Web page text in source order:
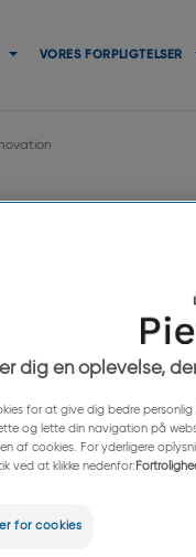
VORES FORPLIGTELSER
at udvikle
af plak på
som allerede
og
det for første
og blev
dig en oplevelse,
for at give dig bedre
og lette din navigation på
af cookies. For yderligere
ved at klikke nedenfor:
for cookies